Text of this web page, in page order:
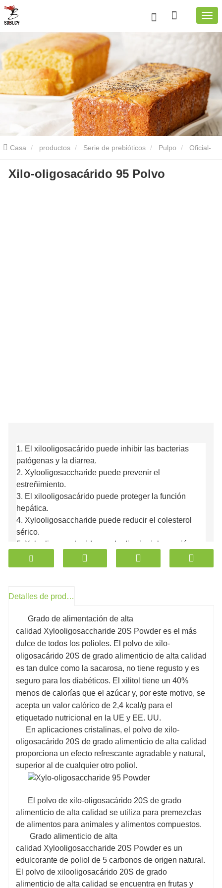
Casa productos Serie de prebióticos Pulpo Oficial-
oxal xile 95 pulpo Oficial-oxal xile 95 pulpo
Xilo-oligosacárido 95 Polvo
1. El xilooligosacárido puede inhibir las bacterias
patógenas y la diarrea.
2. Xylooligosaccharide puede prevenir el
estreñimiento.
3. El xilooligosacárido puede proteger la función
hepática.
4. Xylooligosaccharide puede reducir el colesterol
sérico.
5. Xylooligosaccharide puede disminuir la presión
arterial.
6. Xylooligosaccharide puede mejorar la inmunidad
7. Los xilooligosacáridos tienen buena estabilidad al
calor ácido.
8. Xylooligosaccharide puede prevenir y proteger la
variable caries de los dientes, restringir el crecimiento
de bacterias orales.
Detalles de producto
Grado de alimentación de alta
calidad Xylooligosaccharide 20S Powder es el más
dulce de todos los polioles. El polvo de xilo-
oligosacárido 20S de grado alimenticio de alta calidad
es tan dulce como la sacarosa, no tiene regusto y es
seguro para los diabéticos. El xilitol tiene un 40%
menos de calorías que el azúcar y, por este motivo, se
acepta un valor calórico de 2,4 kcal/g para el
etiquetado nutricional en la UE y EE. UU.
En aplicaciones cristalinas, el polvo de xilo-
oligosacárido 20S de grado alimenticio de alta calidad
proporciona un efecto refrescante agradable y natural,
superior al de cualquier otro poliol.
El polvo de xilo-oligosacárido 20S de grado
alimenticio de alta calidad se utiliza para premezclas
de alimentos para animales y alimentos compuestos.
Grado alimenticio de alta
calidad Xylooligosaccharide 20S Powder es un
edulcorante de poliol de 5 carbonos de origen natural.
El polvo de xilooligosacárido 20S de grado
alimenticio de alta calidad se encuentra en frutas y